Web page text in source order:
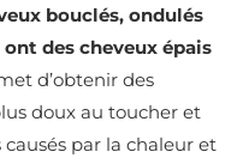
bouclés, ondulés
des cheveux épais
d’obtenir des
doux au toucher et
par la chaleur et